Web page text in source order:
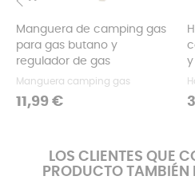
Manguera de camping gas
para gas butano y
regulador de gas
Manguera camping gas
Precio
11,99 €
y
‹
LOS CLIENTES QUE
PRODUCTO